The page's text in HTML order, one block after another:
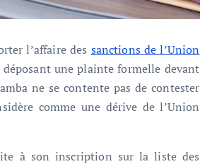
l’affaire des sanctions de l’Union
une plainte formelle devant
ne se contente pas de contester
comme une dérive de l’Union
à son inscription sur la liste des